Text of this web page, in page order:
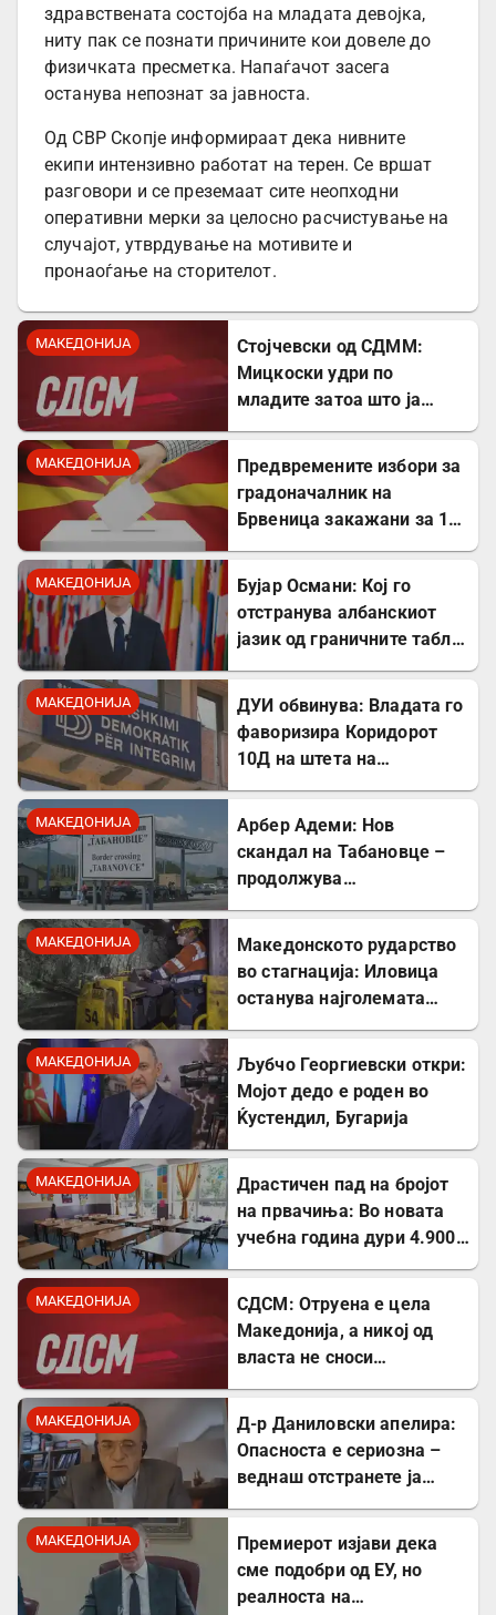
здравствената состојба на младата девојка,
ниту пак се познати причините кои довеле до
физичката пресметка. Напаѓачот засега
останува непознат за јавноста.
Од СВР Скопје информираат дека нивните
екипи интензивно работат на терен. Се вршат
разговори и се преземаат сите неопходни
оперативни мерки за целосно расчистување на
случајот, утврдување на мотивите и
пронаоѓање на сторителот.
МАКЕДОНИЈА
Стојчевски од СДММ:
Мицкоски удри по
младите затоа што ја
МАКЕДОНИЈА
Предвремените избори за
градоначалник на
Брвеница закажани за 18
МАКЕДОНИЈА
Бујар Османи: Кој го
отстранува албанскиот
јазик од граничните табли,
МАКЕДОНИЈА
ДУИ обвинува: Владата го
фаворизира Коридорот
10Д на штета на
МАКЕДОНИЈА
Арбер Адеми: Нов
скандал на Табановце –
продолжува
МАКЕДОНИЈА
Македонското рударство
во стагнација: Иловица
останува најголемата
МАКЕДОНИЈА
Љубчо Георгиевски откри:
Мојот дедо е роден во
Ќустендил, Бугарија
МАКЕДОНИЈА
Драстичен пад на бројот
на првачиња: Во новата
учебна година дури 4.900
МАКЕДОНИЈА
СДСМ: Отруена е цела
Македонија, а никој од
власта не сноси
МАКЕДОНИЈА
Д-р Даниловски апелира:
Опасноста е сериозна –
веднаш отстранете ја
западнонилска треска!
МАКЕДОНИЈА
Премиерот изјави дека
сме подобри од ЕУ, но
реалноста на